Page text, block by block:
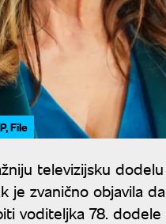
File
televizijsku
je zvanično objavila
voditeljka 78.